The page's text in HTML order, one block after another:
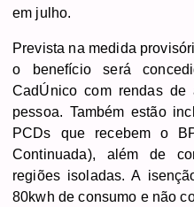
em julho.
Prevista na medida
o benefício será
CadÚnico com rendas
pessoa. Também estão
PCDs que recebem o
Continuada), além de
regiões isoladas. A
80kwh de consumo e não